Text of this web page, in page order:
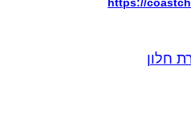
https://
חלון